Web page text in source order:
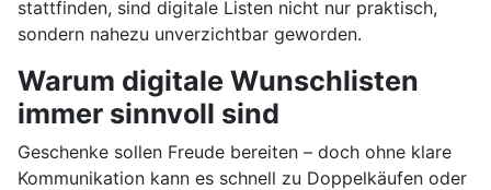
stattfinden, sind digitale Listen nicht nur praktisch,
sondern nahezu unverzichtbar geworden.
Warum digitale Wunschlisten
immer sinnvoll sind
Geschenke sollen Freude bereiten – doch ohne klare
Kommunikation kann es schnell zu Doppelkäufen oder